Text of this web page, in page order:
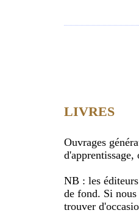
LIVRES
Ouvrages
NB : les
de fond. Si
trouver